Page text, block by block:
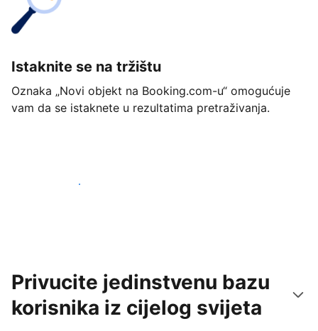
Istaknite se na tržištu
Oznaka „Novi objekt na Booking.com-u“ omogućuje
vam da se istaknete u rezultatima pretraživanja.
Započnite već danas
Privucite jedinstvenu bazu
korisnika iz cijelog svijeta